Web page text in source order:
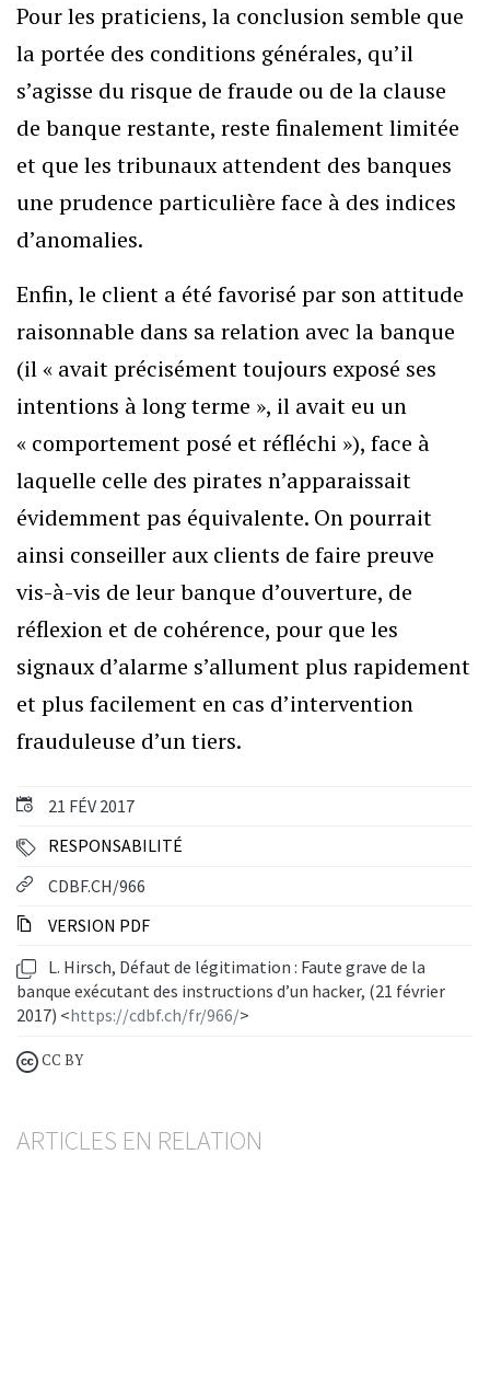
21 FÉV 2017
RESPONSABILITÉ
CDBF.CH/966
VERSION PDF
L. Hirsch, Défaut de légitimation : Faute grave de la
banque exécutant des instructions d’un hacker, (21 février
2017) <https://cdbf.ch/fr/966/>
CC BY
ARTICLES EN RELATION
Pour les praticiens, la conclusion semble que
la portée des conditions générales, qu’il
s’agisse du risque de fraude ou de la clause
de banque restante, reste finalement limitée
et que les tribunaux attendent des banques
une prudence particulière face à des indices
d’anomalies.
Enfin, le client a été favorisé par son attitude
raisonnable dans sa relation avec la banque
(il « avait précisément toujours exposé ses
intentions à long terme », il avait eu un
« comportement posé et réfléchi »), face à
laquelle celle des pirates n’apparaissait
évidemment pas équivalente. On pourrait
ainsi conseiller aux clients de faire preuve
vis-à-vis de leur banque d’ouverture, de
réflexion et de cohérence, pour que les
signaux d’alarme s’allument plus rapidement
et plus facilement en cas d’intervention
frauduleuse d’un tiers.